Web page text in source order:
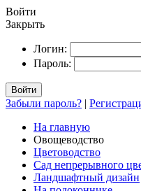
Войти
Закрыть
Логин:
Пароль:
Войти
Забыли пароль? |
На главную
Овощеводство
Цветоводство
Сад непрерывного
Ландшафтный дизайн